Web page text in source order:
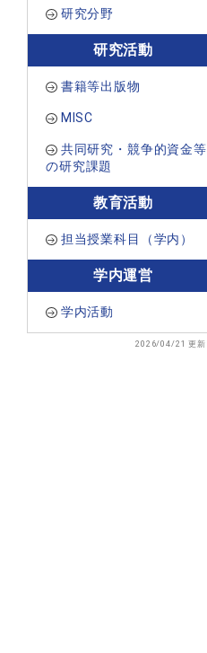
研究分野
研究活動
書籍等出版物
MISC
共同研究・競争的資金等
の研究課題
教育活動
担当授業科目（学内）
学内運営
学内活動
2026/04/21 更新